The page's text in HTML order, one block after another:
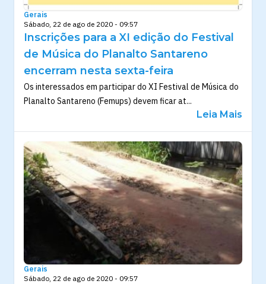
Gerais
Sábado, 22 de ago de 2020 - 09:57
Inscrições para a XI edição do Festival
de Música do Planalto Santareno
encerram nesta sexta-feira
Os interessados em participar do XI Festival de Música do
Planalto Santareno (Femups) devem ficar at...
Leia Mais
Gerais
Sábado, 22 de ago de 2020 - 09:57